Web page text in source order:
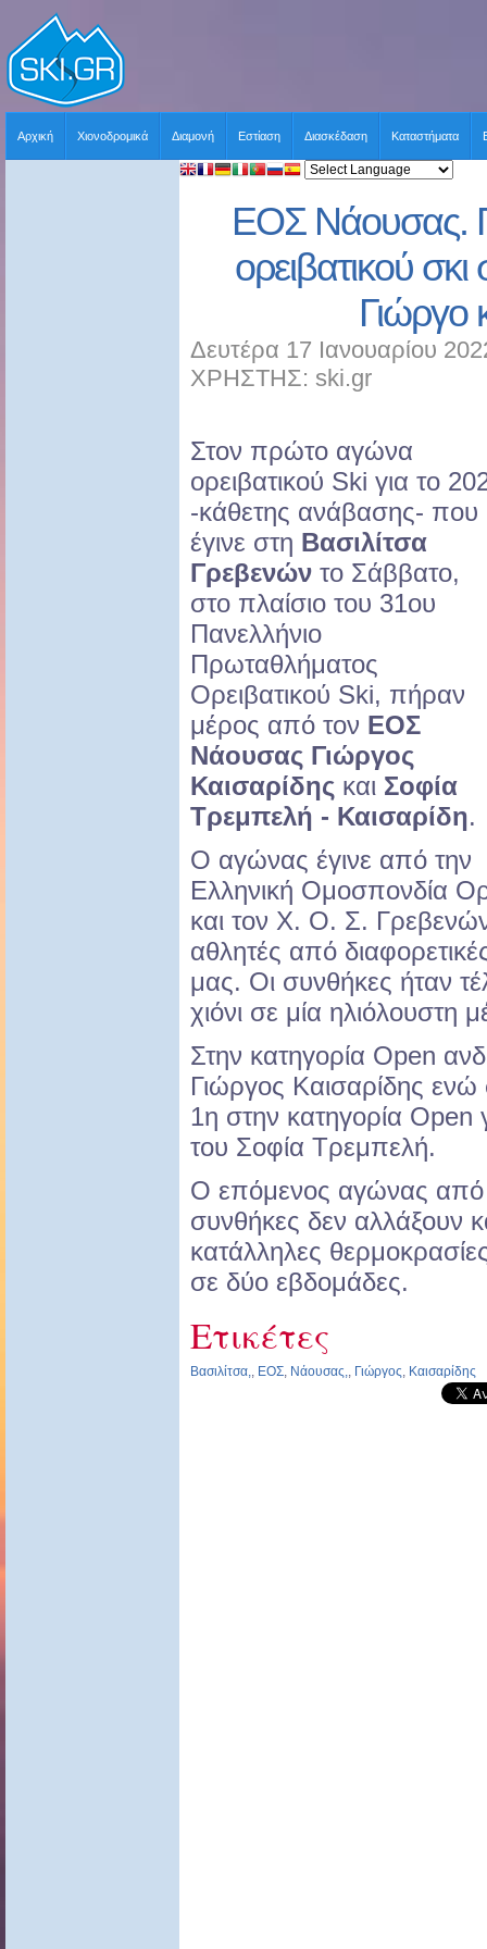
Αρχική Χιονοδρομικά Διαμονή Εστίαση Διασκέδαση Καταστήματα
ΕΟΣ Νάουσας.
ορειβατικού
Γιώργο
Δευτέρα 17 Ιανουαρίου
ΧΡΗΣΤΗΣ: ski.gr
Στον πρώτο αγώνα
ορειβατικού Ski για το
-κάθετης ανάβασης- που
έγινε στη Βασιλίτσα
Γρεβενών το Σάββατο,
στο πλαίσιο του 31ου
Πανελλήνιο
Πρωταθλήματος
Ορειβατικού Ski, πήραν
μέρος από τον ΕΟΣ
Νάουσας Γιώργος
Καισαρίδης και Σοφία
Τρεμπελή - Καισαρίδη.
Ο αγώνας έγινε από την
Ελληνική Ομοσπονδία
και τον Χ. Ο. Σ.
αθλητές από
μας. Οι συνθήκες ήταν
χιόνι σε μία ηλιόλουστη
Στην κατηγορία Open
Γιώργος Καισαρίδης ενώ
1η στην κατηγορία Open
του Σοφία Τρεμπελή.
Ο επόμενος αγώνας από
συνθήκες δεν αλλάξουν
κατάλληλες
σε δύο εβδομάδες.
Ετικέτες
Βασιλίτσα,, ΕΟΣ, Νάουσας,, Γιώργος, Καισαρίδης